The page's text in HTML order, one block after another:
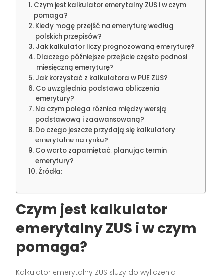
Czym jest kalkulator emerytalny ZUS i w czym
pomaga?
Kiedy mogę przejść na emeryturę według
polskich przepisów?
Jak kalkulator liczy prognozowaną emeryturę?
Dlaczego późniejsze przejście często podnosi
miesięczną emeryturę?
Jak korzystać z kalkulatora w PUE ZUS?
Co uwzględnia podstawa obliczenia
emerytury?
Na czym polega różnica między wersją
podstawową i zaawansowaną?
Do czego jeszcze przydają się kalkulatory
emerytalne na rynku?
Co warto zapamiętać, planując termin
emerytury?
Źródła:
Czym jest kalkulator
emerytalny ZUS i w czym
pomaga?
Kalkulator emerytalny ZUS służy do wyliczenia